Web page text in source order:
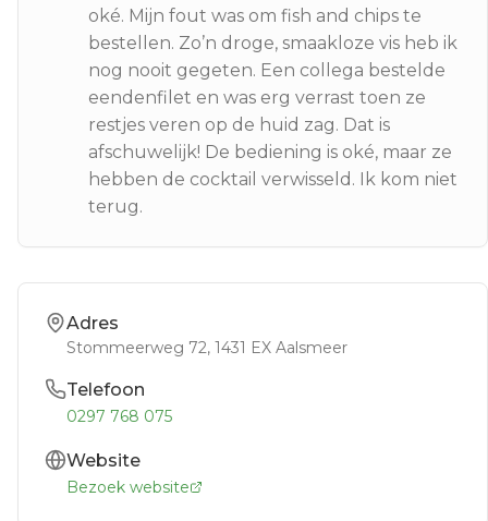
oké. Mijn fout was om fish and chips te
bestellen. Zo’n droge, smaakloze vis heb ik
nog nooit gegeten. Een collega bestelde
eendenfilet en was erg verrast toen ze
restjes veren op de huid zag. Dat is
afschuwelijk! De bediening is oké, maar ze
hebben de cocktail verwisseld. Ik kom niet
terug.
Adres
Stommeerweg 72, 1431 EX Aalsmeer
Telefoon
0297 768 075
Website
Bezoek website